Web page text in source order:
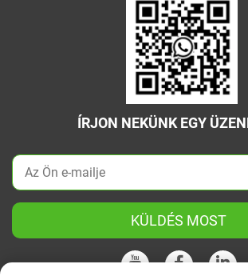
ÍRJON NEKÜNK EGY
KÜLDÉS MOST